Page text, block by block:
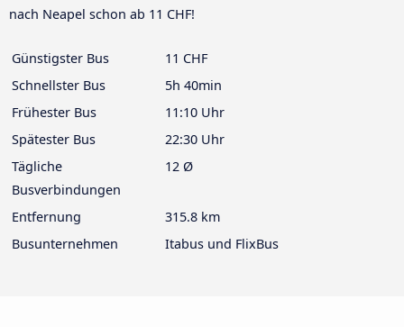
nach Neapel schon ab 11 CHF!
Günstigster Bus
11 CHF
Schnellster Bus
5h 40min
Frühester Bus
11:10 Uhr
Spätester Bus
22:30 Uhr
Tägliche
Busverbindungen
12 Ø
Entfernung
315.8 km
Busunternehmen
Itabus und FlixBus